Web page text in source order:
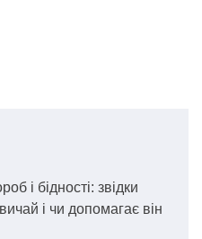
і бідності: звідки
і чи допомагає він